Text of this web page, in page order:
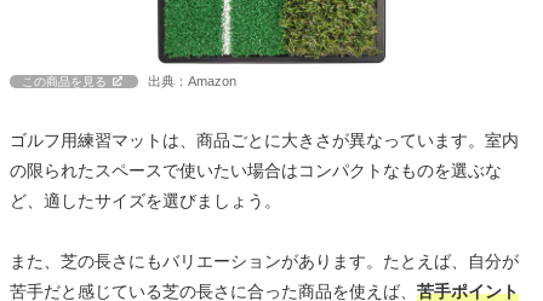
この商品を見る 出典：Amazon
ゴルフ用練習マットは、商品ごとに大きさが異なっています。室内
の限られたスペースで使いたい場合はコンパクトなものを選ぶな
ど、適したサイズを選びましょう。
また、芝の長さにもバリエーションがあります。たとえば、自分が
苦手だと感じている芝の長さに合った商品を使えば、 苦手ポイント